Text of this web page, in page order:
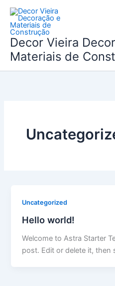
Skip
content
Decor Vieira
Materiais de
Uncategorized
Hello world!
Welcome to Astra Starter
post. Edit or delete it, then